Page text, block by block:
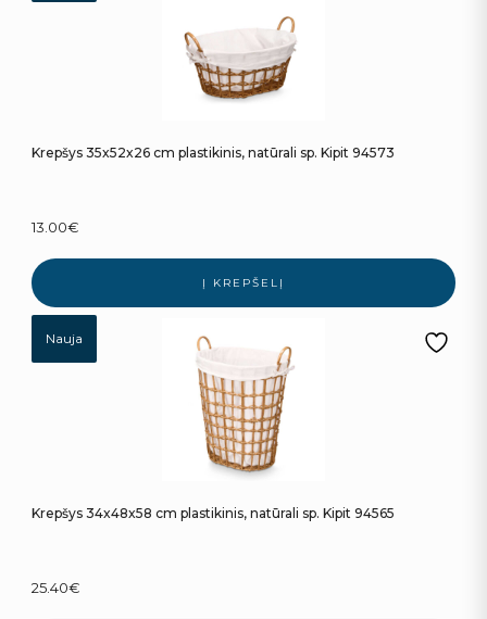
Krepšys 35x52x26 cm plastikinis, natūrali sp. Kipit 94573
13.00€
Į KREPŠELĮ
Nauja
Krepšys 34x48x58 cm plastikinis, natūrali sp. Kipit 94565
25.40€